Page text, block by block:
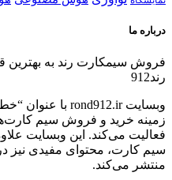
درباره ما
فروش سیمكارت رند به بهترین
رند912
فعالیت می‌کند. این وبسایت
سیم کارت، محتوای مفیدی نیز
منتشر می‌کند.